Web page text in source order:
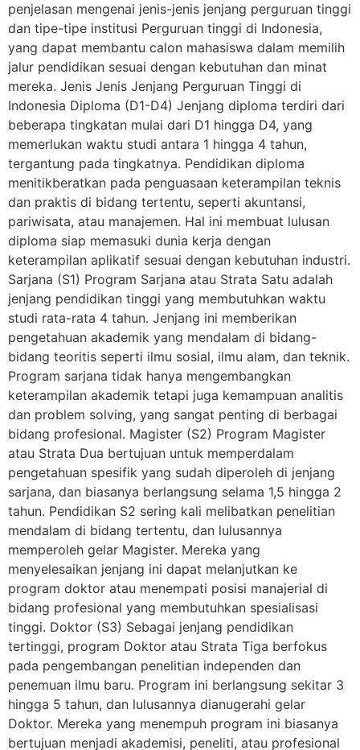
penjelasan mengenai jenis-jenis jenjang perguruan tinggi
dan tipe-tipe institusi Perguruan tinggi di Indonesia,
yang dapat membantu calon mahasiswa dalam memilih
jalur pendidikan sesuai dengan kebutuhan dan minat
mereka. Jenis Jenis Jenjang Perguruan Tinggi di
Indonesia Diploma (D1-D4) Jenjang diploma terdiri dari
beberapa tingkatan mulai dari D1 hingga D4, yang
memerlukan waktu studi antara 1 hingga 4 tahun,
tergantung pada tingkatnya. Pendidikan diploma
menitikberatkan pada penguasaan keterampilan teknis
dan praktis di bidang tertentu, seperti akuntansi,
pariwisata, atau manajemen. Hal ini membuat lulusan
diploma siap memasuki dunia kerja dengan
keterampilan aplikatif sesuai dengan kebutuhan industri.
Sarjana (S1) Program Sarjana atau Strata Satu adalah
jenjang pendidikan tinggi yang membutuhkan waktu
studi rata-rata 4 tahun. Jenjang ini memberikan
pengetahuan akademik yang mendalam di bidang-
bidang teoritis seperti ilmu sosial, ilmu alam, dan teknik.
Program sarjana tidak hanya mengembangkan
keterampilan akademik tetapi juga kemampuan analitis
dan problem solving, yang sangat penting di berbagai
bidang profesional. Magister (S2) Program Magister
atau Strata Dua bertujuan untuk memperdalam
pengetahuan spesifik yang sudah diperoleh di jenjang
sarjana, dan biasanya berlangsung selama 1,5 hingga 2
tahun. Pendidikan S2 sering kali melibatkan penelitian
mendalam di bidang tertentu, dan lulusannya
memperoleh gelar Magister. Mereka yang
menyelesaikan jenjang ini dapat melanjutkan ke
program doktor atau menempati posisi manajerial di
bidang profesional yang membutuhkan spesialisasi
tinggi. Doktor (S3) Sebagai jenjang pendidikan
tertinggi, program Doktor atau Strata Tiga berfokus
pada pengembangan penelitian independen dan
penemuan ilmu baru. Program ini berlangsung sekitar 3
hingga 5 tahun, dan lulusannya dianugerahi gelar
Doktor. Mereka yang menempuh program ini biasanya
bertujuan menjadi akademisi, peneliti, atau profesional